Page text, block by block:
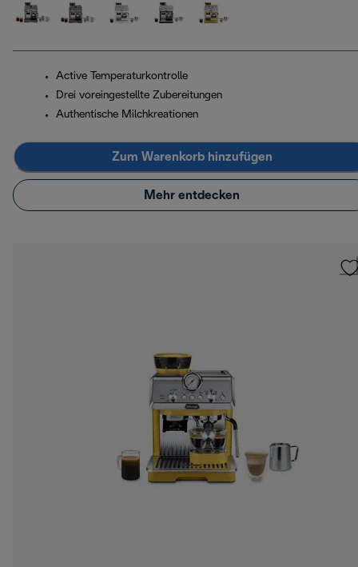
Active Temperaturkontrolle
Drei voreingestellte Zubereitungen
Authentische Milchkreationen
Zum Warenkorb hinzufügen
Mehr entdecken